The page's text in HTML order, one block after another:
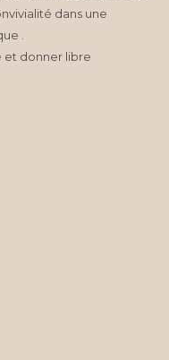
dans une
.
et donner libre